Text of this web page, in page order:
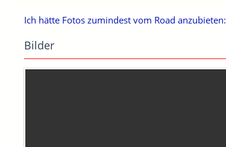
Ich hätte Fotos zumindest vom Road anzubieten:
Bilder